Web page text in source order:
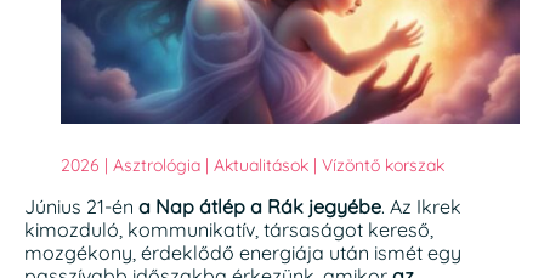
2026 | Asztrológia | Aktualitások | Vízöntő korszak
Június 21-én a Nap átlép a Rák jegyébe. Az Ikrek
kimozduló, kommunikatív, társaságot kereső,
mozgékony, érdeklődő energiája után ismét egy